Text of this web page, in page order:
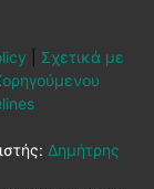
Σχετικά με
Δημήτρης